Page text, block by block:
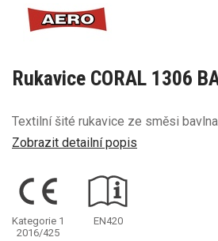
Rukavice CORAL 1306
Textilní šité rukavice ze směsi
Zobrazit detailní popis
Kategorie 1
2016/425
EN420